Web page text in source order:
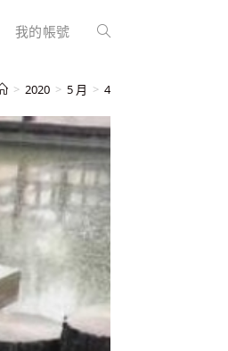
我的帳號
> 2020 > 5 月 > 4